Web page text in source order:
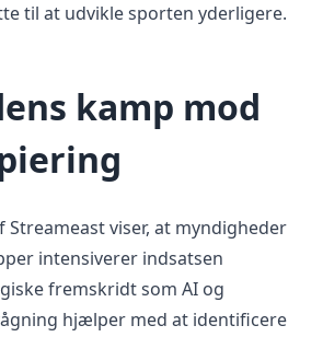
til at udvikle sporten yderligere.
kamp mod
Streameast viser, at myndigheder
intensiverer indsatsen
fremskridt som AI og
hjælper med at identificere